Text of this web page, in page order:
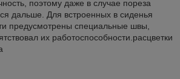
поэтому даже в случае пореза
дальше. Для встроенных в сиденья
предусмотрены специальные швы,
их работоспособности.расцветки